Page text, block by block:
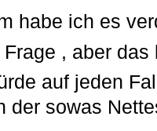
habe ich es
Frage , aber
auf jeden
der sowas